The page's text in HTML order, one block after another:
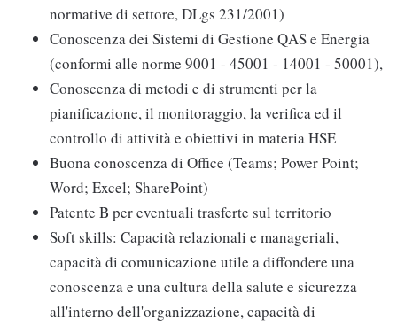
normative di settore, DLgs 231/2001)
Conoscenza dei Sistemi di Gestione QAS e Energia
(conformi alle norme 9001 - 45001 - 14001 - 50001),
Conoscenza di metodi e di strumenti per la
pianificazione, il monitoraggio, la verifica ed il
controllo di attività e obiettivi in materia HSE
Buona conoscenza di Office (Teams; Power Point;
Word; Excel; SharePoint)
Patente B per eventuali trasferte sul territorio
Soft skills: Capacità relazionali e manageriali,
capacità di comunicazione utile a diffondere una
conoscenza e una cultura della salute e sicurezza
all'interno dell'organizzazione, capacità di